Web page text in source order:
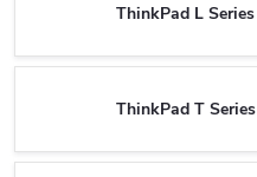
ThinkPad L Series
ThinkPad T Series